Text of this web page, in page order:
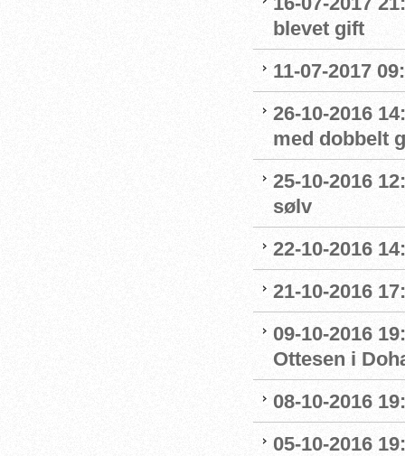
blevet gift
11-07-2017
26-10-2016
med dobbelt
25-10-2016
sølv
22-10-2016
21-10-2016
09-10-2016
Ottesen i
08-10-2016
05-10-2016